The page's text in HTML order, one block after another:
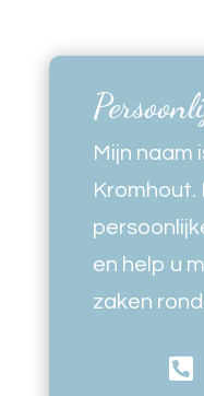
Mijn naam
Kromhout.
en help u
zaken
